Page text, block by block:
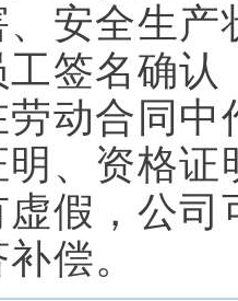
安全生
签名确认
劳动合同中
明、资格
虚假，公
偿。